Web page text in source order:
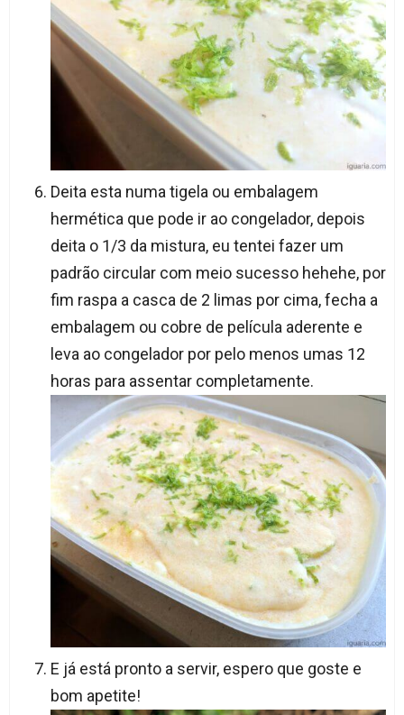
Deita esta numa tigela ou embalagem
hermética que pode ir ao congelador, depois
deita o 1/3 da mistura, eu tentei fazer um
padrão circular com meio sucesso hehehe, por
fim raspa a casca de 2 limas por cima, fecha a
embalagem ou cobre de película aderente e
leva ao congelador por pelo menos umas 12
horas para assentar completamente.
E já está pronto a servir, espero que goste e
bom apetite!